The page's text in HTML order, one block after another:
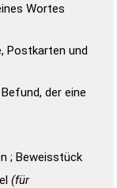
Wortes
Postkarten und
der eine
; Beweisstück
(für